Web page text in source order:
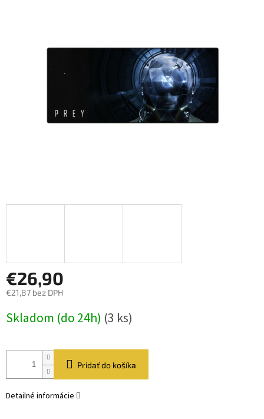
€26,90
€21,87 bez DPH
cena:
Skladom (do 24h) (3 ks)
Pridať do košíka
Detailné informácie